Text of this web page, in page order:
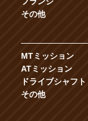
その他
MTミッション
ATミッション
ドライブシャフト
その他